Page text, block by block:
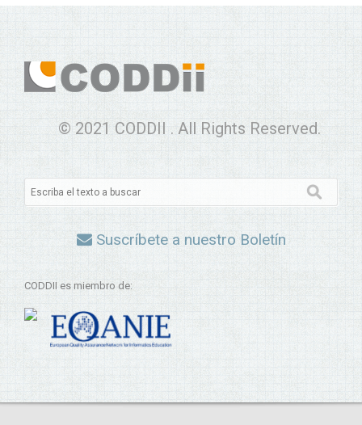
© 2021 CODDII . All Rights Reserved.
Suscríbete a nuestro Boletín
CODDII es miembro de: